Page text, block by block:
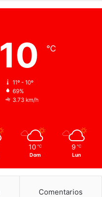
10 ℃
11º - 10º
69%
3.73 km/h
10 ℃
Dom
9 ℃
Lun
Comentarios